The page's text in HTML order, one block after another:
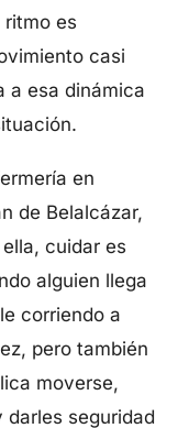
ritmo es
casi
a esa dinámica
en
de Belalcázar,
cuidar es
alguien llega
corriendo a
pero también
moverse,
seguridad